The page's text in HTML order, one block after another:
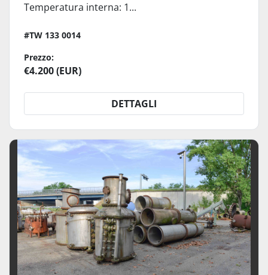
Temperatura interna: 1...
#TW 133 0014
Prezzo:
€4.200 (EUR)
DETTAGLI